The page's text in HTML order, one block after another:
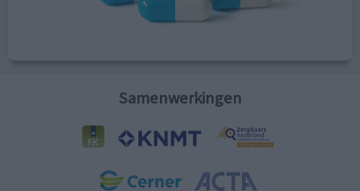
Samenwerkingen